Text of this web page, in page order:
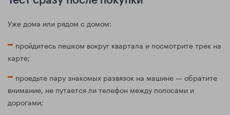
Уже дома или рядом с домом:
пройдитесь пешком вокруг квартала и посмотрите трек на
карте;
проедьте пару знакомых развязок на машине — обратите
внимание, не путается ли телефон между полосами и
дорогами;